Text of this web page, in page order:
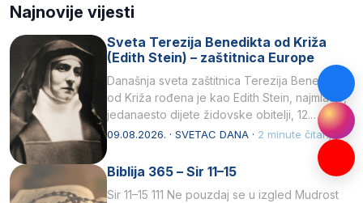
Najnovije vijesti
Sveta Terezija Benedikta od Križa
(Edith Stein) – zaštitnica Europe
Današnja sveta zaštitnica Terezija Benedikta
od Križa rođena je kao Edith Stein, najmlađe,
jedanaesto dijete židovske obitelji, 12.
listopada 1891, u Wrocławu…
09.08.2026. · SVETAC DANA · 2 minute čitanja
Biblija 365 – Sir 11–15
Sir 11–15 111 Ne pouzdaj se u izgled Mudrost